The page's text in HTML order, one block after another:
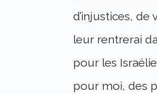
d’injustices,
leur rentrerai
pour les
pour moi, des